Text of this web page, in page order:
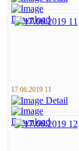
17.06.2019 11